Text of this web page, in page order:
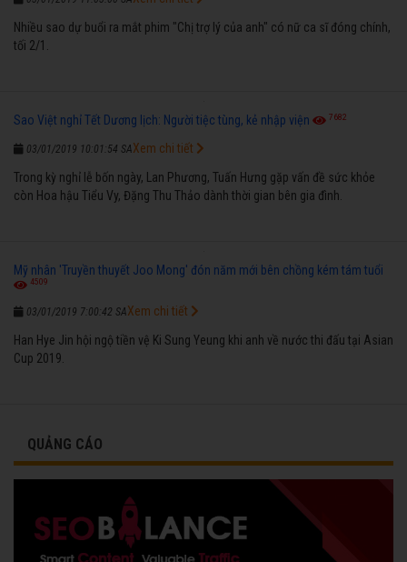
Nhiều sao dự buổi ra mắt phim "Chị trợ lý của anh" có nữ ca sĩ đóng chính,
tối 2/1.
Sao Việt nghỉ Tết Dương lịch: Người tiệc tùng, kẻ nhập viện 7682
03/01/2019 10:01:54 SA
Trong kỳ nghỉ lễ bốn ngày, Lan Phương, Tuấn Hưng gặp vấn đề sức khỏe
còn Hoa hậu Tiểu Vy, Đặng Thu Thảo dành thời gian bên gia đình.
Xem chi tiết
Mỹ nhân 'Truyền thuyết Joo Mong' đón năm mới bên chồng kém tám tuổi
4509
03/01/2019 7:00:42 SA
Han Hye Jin hội ngộ tiền vệ Ki Sung Yeung khi anh về nước thi đấu tại Asian
Cup 2019.
Xem chi tiết
QUẢNG CÁO